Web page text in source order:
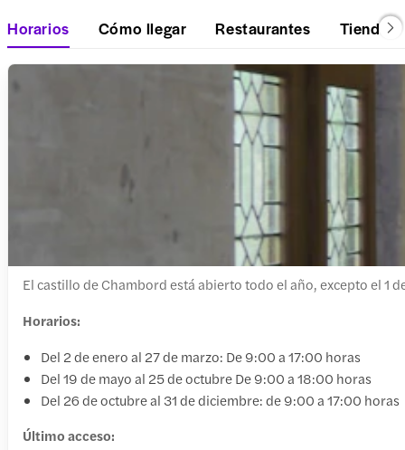
Horarios Cómo llegar Restaurantes Tiendas
El castillo de Chambord está abierto todo el año, excepto el 1
Horarios:
Del 2 de enero al 27 de marzo: De 9:00 a 17:00 horas
Del 19 de mayo al 25 de octubre De 9:00 a 18:00 horas
Del 26 de octubre al 31 de diciembre: de 9:00 a 17:00 horas
Último acceso: